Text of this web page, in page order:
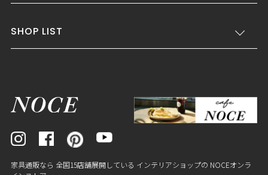
SHOP LIST
家具通販なら 全国15店舗展開している インテリアショップの NOCEオンラ